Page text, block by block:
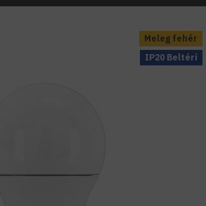
Meleg fehér
IP20 Beltéri